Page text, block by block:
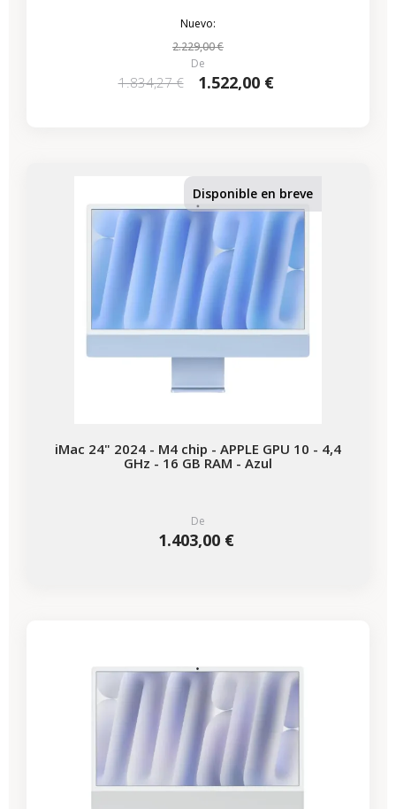
Nuevo:
2.229,00 €
De
1.834,27 € 1.522,00 €
Disponible en breve
iMac 24" 2024 - M4 chip - APPLE GPU 10 - 4,4
GHz - 16 GB RAM - Azul
De
1.403,00 €